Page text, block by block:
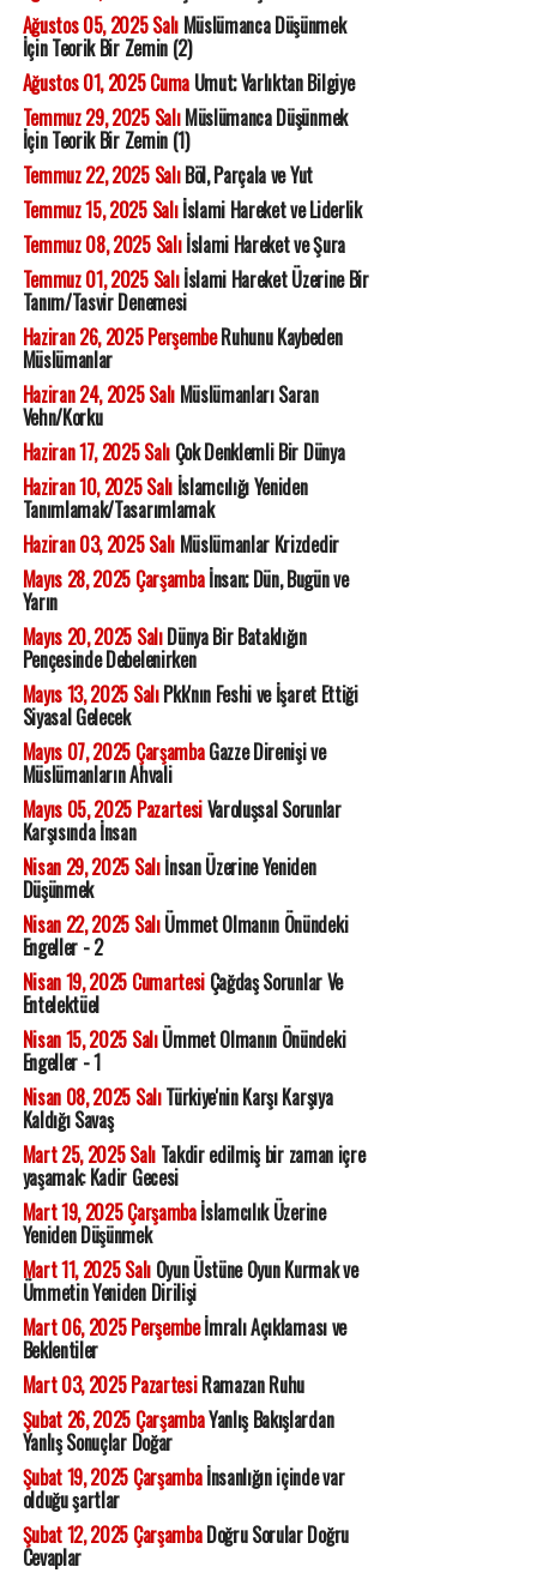
Ağustos 05, 2025 SalıMüslümanca Düşünmek
İçin Teorik Bir Zemin (2)
Ağustos 01, 2025 CumaUmut; Varlıktan Bilgiye
Temmuz 29, 2025 SalıMüslümanca Düşünmek
İçin Teorik Bir Zemin (1)
Temmuz 22, 2025 SalıBöl, Parçala ve Yut
Temmuz 15, 2025 Salıİslami Hareket ve Liderlik
Temmuz 08, 2025 Salıİslami Hareket ve Şura
Temmuz 01, 2025 Salıİslami Hareket Üzerine Bir
Tanım/Tasvir Denemesi
Haziran 26, 2025 PerşembeRuhunu Kaybeden
Müslümanlar
Haziran 24, 2025 SalıMüslümanları Saran
Vehn/Korku
Haziran 17, 2025 SalıÇok Denklemli Bir Dünya
Haziran 10, 2025 Salıİslamcılığı Yeniden
Tanımlamak/Tasarımlamak
Haziran 03, 2025 SalıMüslümanlar Krizdedir
Mayıs 28, 2025 Çarşambaİnsan; Dün, Bugün ve
Yarın
Mayıs 20, 2025 SalıDünya Bir Bataklığın
Pençesinde Debelenirken
Mayıs 13, 2025 SalıPkk'nın Feshi ve İşaret Ettiği
Siyasal Gelecek
Mayıs 07, 2025 ÇarşambaGazze Direnişi ve
Müslümanların Ahvali
Mayıs 05, 2025 PazartesiVaroluşsal Sorunlar
Karşısında İnsan
Nisan 29, 2025 Salıİnsan Üzerine Yeniden
Düşünmek
Nisan 22, 2025 SalıÜmmet Olmanın Önündeki
Engeller - 2
Nisan 19, 2025 CumartesiÇağdaş Sorunlar Ve
Entelektüel
Nisan 15, 2025 SalıÜmmet Olmanın Önündeki
Engeller - 1
Nisan 08, 2025 SalıTürkiye'nin Karşı Karşıya
Kaldığı Savaş
Mart 25, 2025 SalıTakdir edilmiş bir zaman içre
yaşamak: Kadir Gecesi
Mart 19, 2025 Çarşambaİslamcılık Üzerine
Yeniden Düşünmek
Mart 11, 2025 SalıOyun Üstüne Oyun Kurmak ve
Ümmetin Yeniden Dirilişi
Mart 06, 2025 Perşembeİmralı Açıklaması ve
Beklentiler
Mart 03, 2025 PazartesiRamazan Ruhu
Şubat 26, 2025 ÇarşambaYanlış Bakışlardan
Yanlış Sonuçlar Doğar
Şubat 19, 2025 Çarşambaİnsanlığın içinde var
olduğu şartlar
Şubat 12, 2025 ÇarşambaDoğru Sorular Doğru
Cevaplar